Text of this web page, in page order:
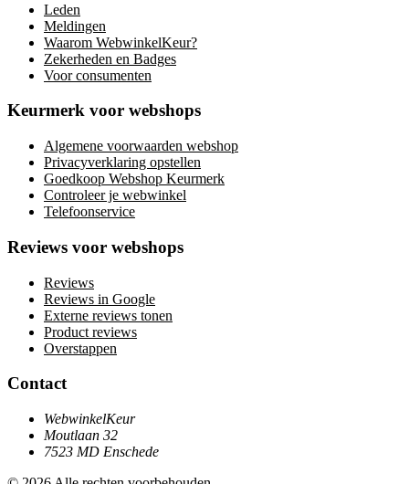
Leden
Meldingen
Waarom WebwinkelKeur?
Zekerheden en Badges
Voor consumenten
Keurmerk voor webshops
Algemene voorwaarden webshop
Privacyverklaring opstellen
Goedkoop Webshop Keurmerk
Controleer je webwinkel
Telefoonservice
Reviews voor webshops
Reviews
Reviews in Google
Externe reviews tonen
Product reviews
Overstappen
Contact
WebwinkelKeur
Moutlaan 32
7523 MD Enschede